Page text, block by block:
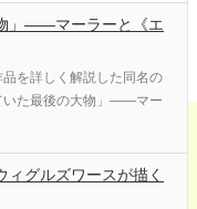
」――マーラーと《エ
を詳しく解説した同名の
いた最後の大物」――マー
グルズワースが描く